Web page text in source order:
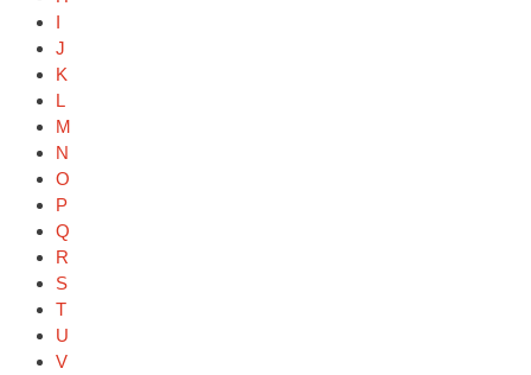
I
J
K
L
M
N
O
P
Q
R
S
T
U
V